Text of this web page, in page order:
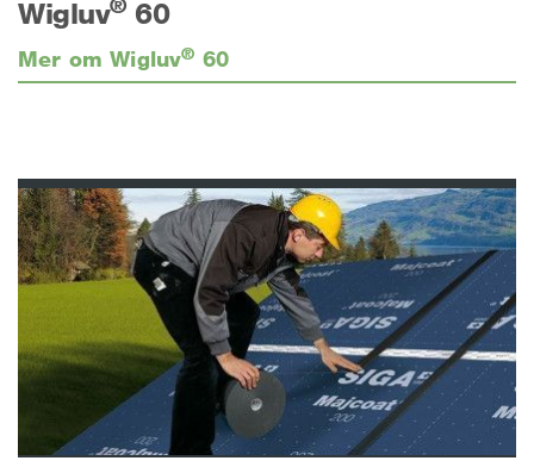
Wigluv®60
Mer om Wigluv® 60